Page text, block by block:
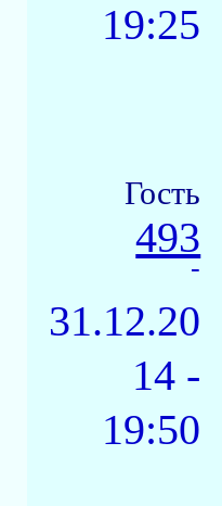
19:25
Гость
493
-
31.12.20
14 -
19:50